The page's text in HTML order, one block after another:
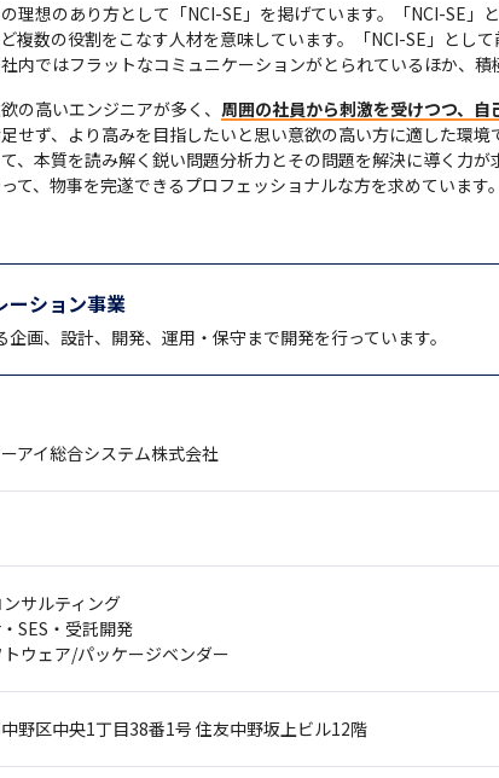
理想のあり方として「NCI-SE」を掲げています。「NCI-SE」
複数の役割をこなす人材を意味しています。「NCI-SE」とし
内ではフラットなコミュニケーションがとられているほか、積
の高いエンジニアが多く、 周囲の社員から刺激を受けつつ、
せず、より高みを目指したいと思い意欲の高い方に適した環境
、本質を読み解く鋭い問題分析力とその問題を解決に導く力
て、物事を完遂できるプロフェッショナルな方を求めています。
ーション事業
画、設計、開発、運用・保守まで開発を行っています。
アイ総合システム株式会社
サルティング
SES・受託開発
トウェア/パッケージベンダー
中野区中央1丁目38番1号 住友中野坂上ビル12階